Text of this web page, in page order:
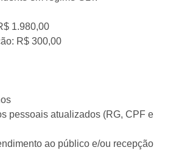
1.980,00
R$ 300,00
pessoais atualizados (RG, CPF e
ao público e/ou recepção